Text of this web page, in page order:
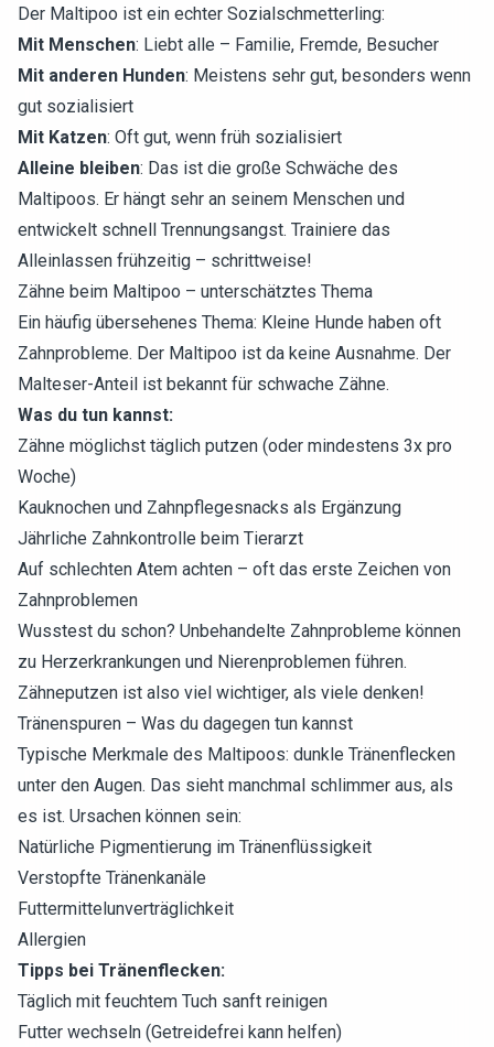
Der Maltipoo ist ein echter Sozialschmetterling:
Mit Menschen: Liebt alle – Familie, Fremde, Besucher
Mit anderen Hunden: Meistens sehr gut, besonders wenn
gut sozialisiert
Mit Katzen: Oft gut, wenn früh sozialisiert
Alleine bleiben: Das ist die große Schwäche des
Maltipoos. Er hängt sehr an seinem Menschen und
entwickelt schnell Trennungsangst. Trainiere das
Alleinlassen frühzeitig – schrittweise!
Zähne beim Maltipoo – unterschätztes Thema
Ein häufig übersehenes Thema: Kleine Hunde haben oft
Zahnprobleme. Der Maltipoo ist da keine Ausnahme. Der
Malteser-Anteil ist bekannt für schwache Zähne.
Was du tun kannst:
Zähne möglichst täglich putzen (oder mindestens 3x pro
Woche)
Kauknochen und Zahnpflegesnacks als Ergänzung
Jährliche Zahnkontrolle beim Tierarzt
Auf schlechten Atem achten – oft das erste Zeichen von
Zahnproblemen
Wusstest du schon? Unbehandelte Zahnprobleme können
zu Herzerkrankungen und Nierenproblemen führen.
Zähneputzen ist also viel wichtiger, als viele denken!
Tränenspuren – Was du dagegen tun kannst
Typische Merkmale des Maltipoos: dunkle Tränenflecken
unter den Augen. Das sieht manchmal schlimmer aus, als
es ist. Ursachen können sein:
Natürliche Pigmentierung im Tränenflüssigkeit
Verstopfte Tränenkanäle
Futtermittelunverträglichkeit
Allergien
Tipps bei Tränenflecken:
Täglich mit feuchtem Tuch sanft reinigen
Futter wechseln (Getreidefrei kann helfen)